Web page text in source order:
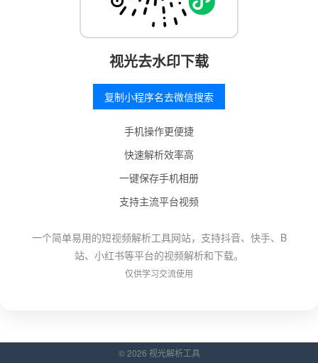
视光去水印下载
复制小程序名去微信搜索
手机操作更便捷
快速解析效率高
一键保存手机相册
支持主流平台视频
一个简单易用的短视频解析工具网站，支持抖音、快手、B
站、小红书等平台的视频解析和下载。
仅供学习交流使用
© 2026 视光解析工具